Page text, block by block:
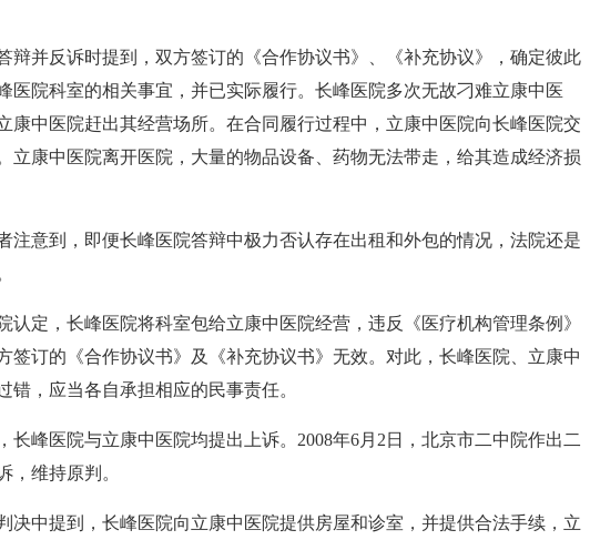
辩并反诉时提到，双方签订的《合作协议书》、《补充协议》，确定彼此
医院科室的相关事宜，并已实际履行。长峰医院多次无故刁难立康中医
康中医院赶出其经营场所。在合同履行过程中，立康中医院向长峰医院交
立康中医院离开医院，大量的物品设备、药物无法带走，给其造成经济损
注意到，即便长峰医院答辩中极力否认存在出租和外包的情况，法院还是
认定，长峰医院将科室包给立康中医院经营，违反《医疗机构管理条例》
签订的《合作协议书》及《补充协议书》无效。对此，长峰医院、立康中
错，应当各自承担相应的民事责任。
长峰医院与立康中医院均提出上诉。2008年6月2日，北京市二中院作出二
，维持原判。
决中提到，长峰医院向立康中医院提供房屋和诊室，并提供合法手续，立